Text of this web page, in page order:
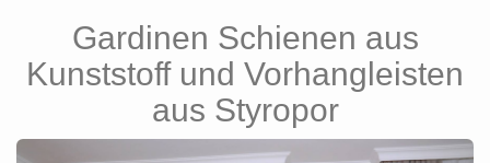
Gardinen Schienen aus
Kunststoff und Vorhangleisten
aus Styropor